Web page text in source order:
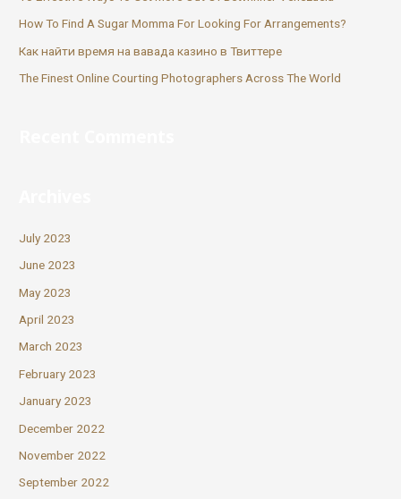
How To Find A Sugar Momma For Looking For Arrangements?
Как найти время на вавада казино в Твиттере
The Finest Online Courting Photographers Across The World
July 2023
June 2023
May 2023
April 2023
March 2023
February 2023
January 2023
December 2022
November 2022
September 2022